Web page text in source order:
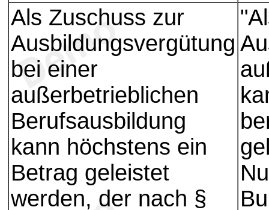
Als Zuschuss zur
Ausbildungsvergütung
bei einer
außerbetrieblichen
Berufsausbildung
kann höchstens ein
Betrag geleistet
werden, der nach §